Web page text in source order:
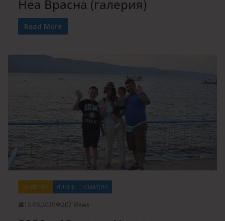
Неа Врасна (галерия)
Read More
ЗА АВТОРА ЛИЧНИ СЪБИТИЯ
18.06.2020 207 Views